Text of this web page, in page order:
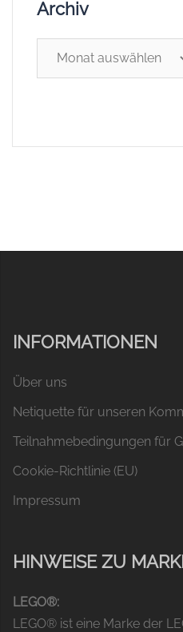
Archiv
INFORMATIONEN
Über uns
Netiquette für unseren
Teilnahmebedingungen für
Cookie-Richtlinie (EU)
Impressum
HINWEISE ZU
LEGO®:
LEGO® ist eine Marke der